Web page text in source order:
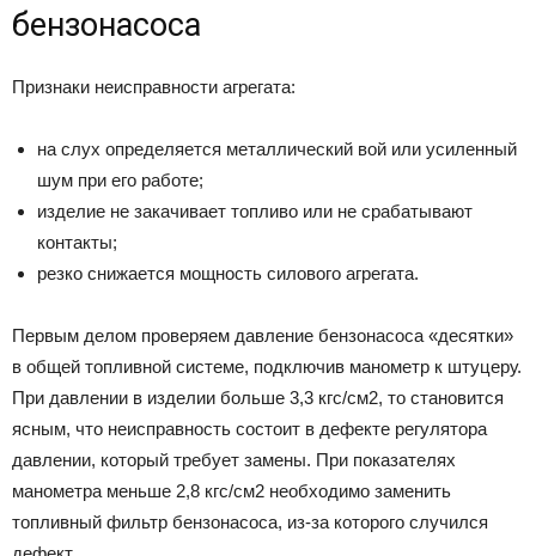
бензонасоса
Признаки неисправности агрегата:
на слух определяется металлический вой или усиленный
шум при его работе;
изделие не закачивает топливо или не срабатывают
контакты;
резко снижается мощность силового агрегата.
Первым делом проверяем давление бензонасоса «десятки»
в общей топливной системе, подключив манометр к штуцеру.
При давлении в изделии больше 3,3 кгс/см2, то становится
ясным, что неисправность состоит в дефекте регулятора
давлении, который требует замены. При показателях
манометра меньше 2,8 кгс/см2 необходимо заменить
топливный фильтр бензонасоса, из-за которого случился